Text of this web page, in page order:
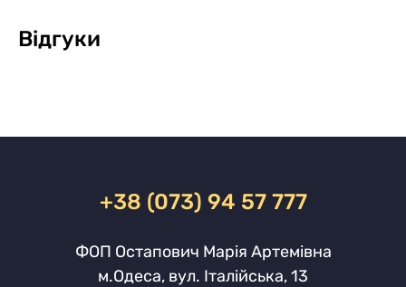
Відгуки
+38 (073) 94 57 777
ФОП Остапович Марія Артемівна
м.Одеса, вул. Італійська, 13